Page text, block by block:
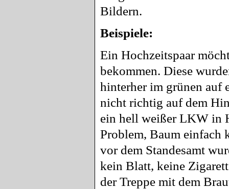
Bildern.
Beispiele:
Ein Hochzeitspaar
bekommen. Diese
hinterher im grünen auf
nicht richtig auf dem
ein hell weißer LKW in
Problem, Baum einfach
vor dem Standesamt
kein Blatt, keine
der Treppe mit dem